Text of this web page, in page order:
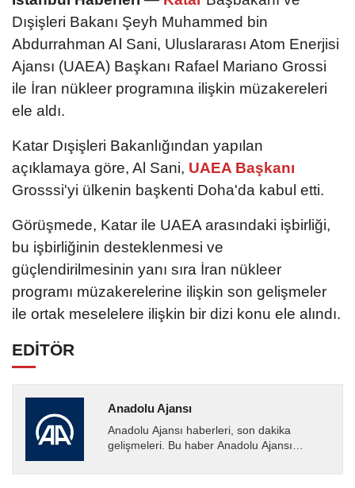
Dışişleri Bakanı Şeyh Muhammed bin
Abdurrahman Al Sani, Uluslararası Atom Enerjisi
Ajansı (UAEA) Başkanı Rafael Mariano Grossi
ile İran nükleer programına ilişkin müzakereleri
ele aldı.
Katar Dışişleri Bakanlığından yapılan
açıklamaya göre, Al Sani, UAEA Başkanı
Grosssi'yi ülkenin başkenti Doha'da kabul etti.
Görüşmede, Katar ile UAEA arasındaki işbirliği,
bu işbirliğinin desteklenmesi ve
güçlendirilmesinin yanı sıra İran nükleer
programı müzakerelerine ilişkin son gelişmeler
ile ortak meselelere ilişkin bir dizi konu ele alındı.
EDİTÖR
Anadolu Ajansı
Anadolu Ajansı haberleri, son dakika
gelişmeleri. Bu haber Anadolu Ajansı
tarafından geçilen tüm...